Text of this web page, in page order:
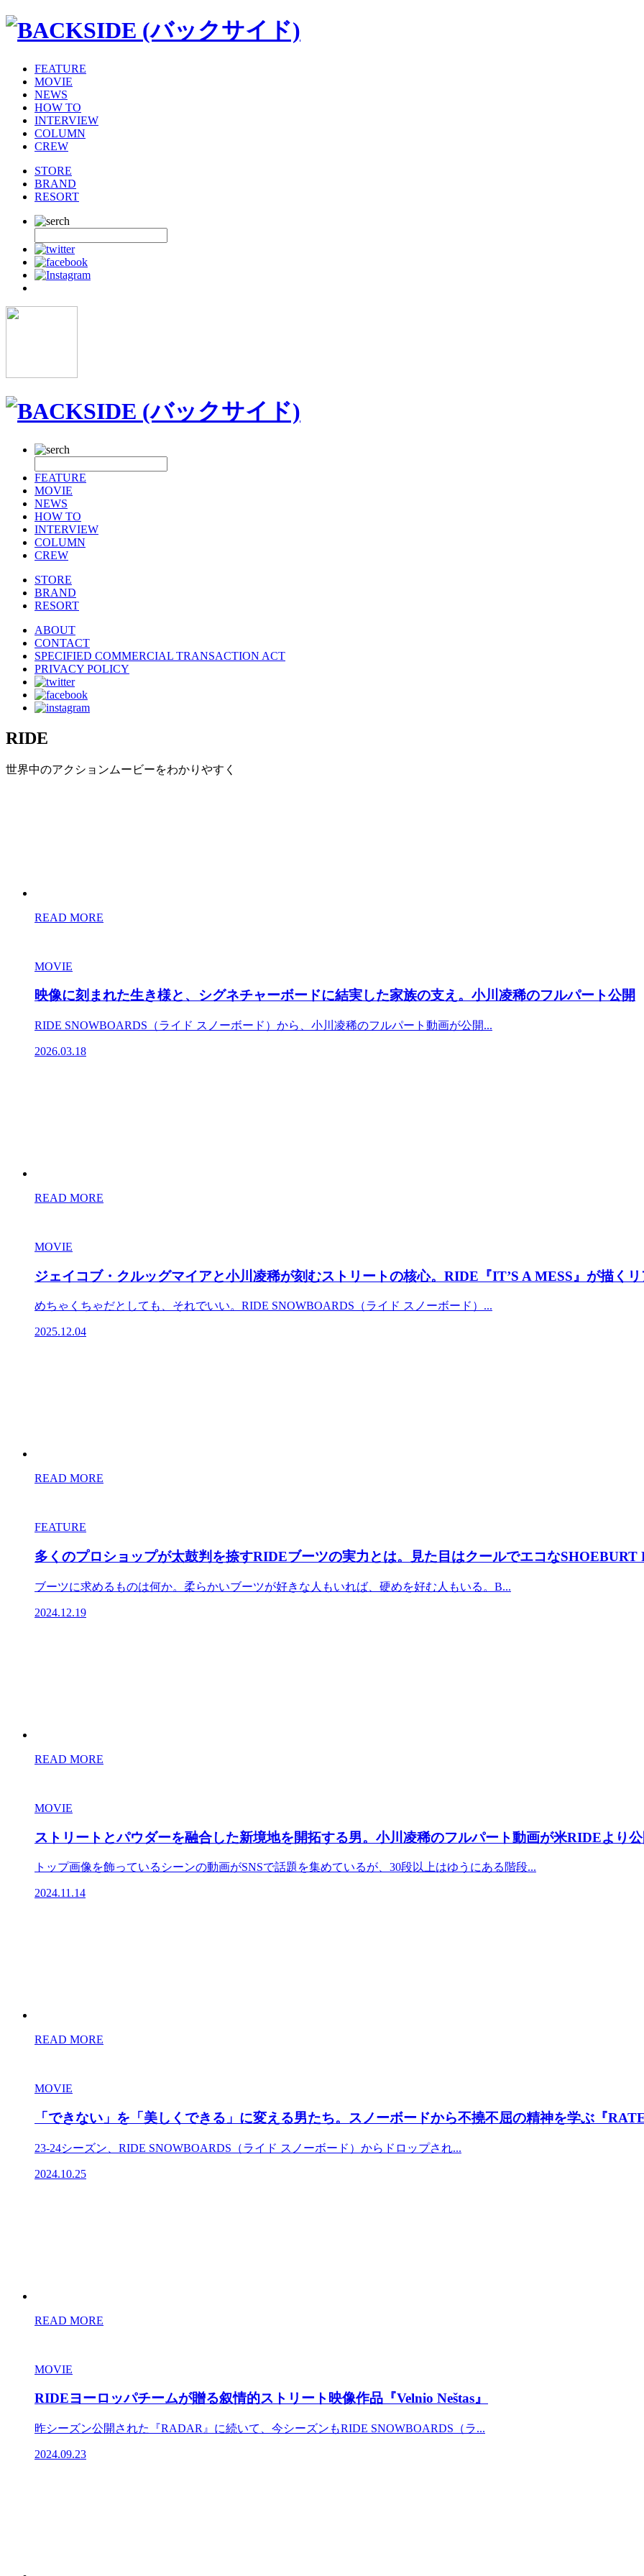
FEATURE
MOVIE
NEWS
HOW TO
INTERVIEW
COLUMN
CREW
STORE
BRAND
RESORT
FEATURE
MOVIE
NEWS
HOW TO
INTERVIEW
COLUMN
CREW
STORE
BRAND
RESORT
ABOUT
CONTACT
SPECIFIED COMMERCIAL TRANSACTION ACT
PRIVACY POLICY
RIDE
世界中のアクションムービーをわかりやすく
READ MORE
MOVIE
映像に刻まれた生き様と、シグネチャーボードに結実した家族の支え。小川凌稀のフルパート公開
RIDE SNOWBOARDS（ライド スノーボード）から、小川凌稀のフルパート動画が公開...
2026.03.18
READ MORE
MOVIE
ジェイコブ・クルッグマイアと小川凌稀が刻むストリートの核心。RIDE『IT’S A MESS』が描く
めちゃくちゃだとしても、それでいい。RIDE SNOWBOARDS（ライド スノーボード）...
2025.12.04
READ MORE
FEATURE
多くのプロショップが太鼓判を捺すRIDEブーツの実力とは。見た目はクールでエコなSHOEBURT
ブーツに求めるものは何か。柔らかいブーツが好きな人もいれば、硬めを好む人もいる。B...
2024.12.19
READ MORE
MOVIE
ストリートとパウダーを融合した新境地を開拓する男。小川凌稀のフルパート動画が米RIDEより
トップ画像を飾っているシーンの動画がSNSで話題を集めているが、30段以上はゆうにある階段...
2024.11.14
READ MORE
MOVIE
「できない」を「美しくできる」に変える男たち。スノーボードから不撓不屈の精神を学ぶ『
23-24シーズン、RIDE SNOWBOARDS（ライド スノーボード）からドロップされ...
2024.10.25
READ MORE
MOVIE
RIDEヨーロッパチームが贈る叙情的ストリート映像作品『Velnio Neštas』
昨シーズン公開された『RADAR』に続いて、今シーズンもRIDE SNOWBOARDS（ラ...
2024.09.23